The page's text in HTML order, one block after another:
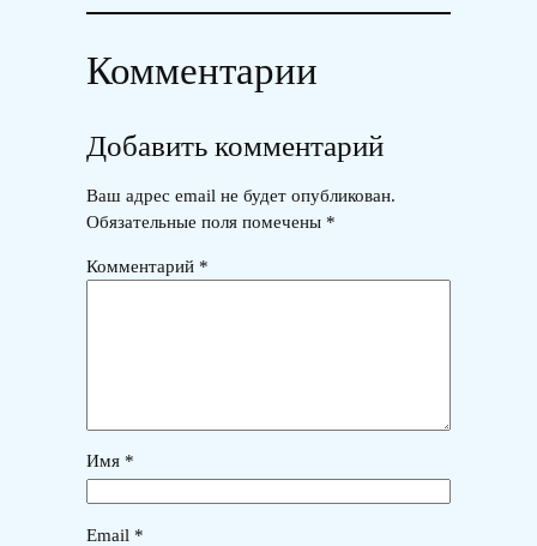
Комментарии
Добавить комментарий
Ваш адрес email не будет опубликован.
Обязательные поля помечены *
Комментарий *
Имя *
Email *